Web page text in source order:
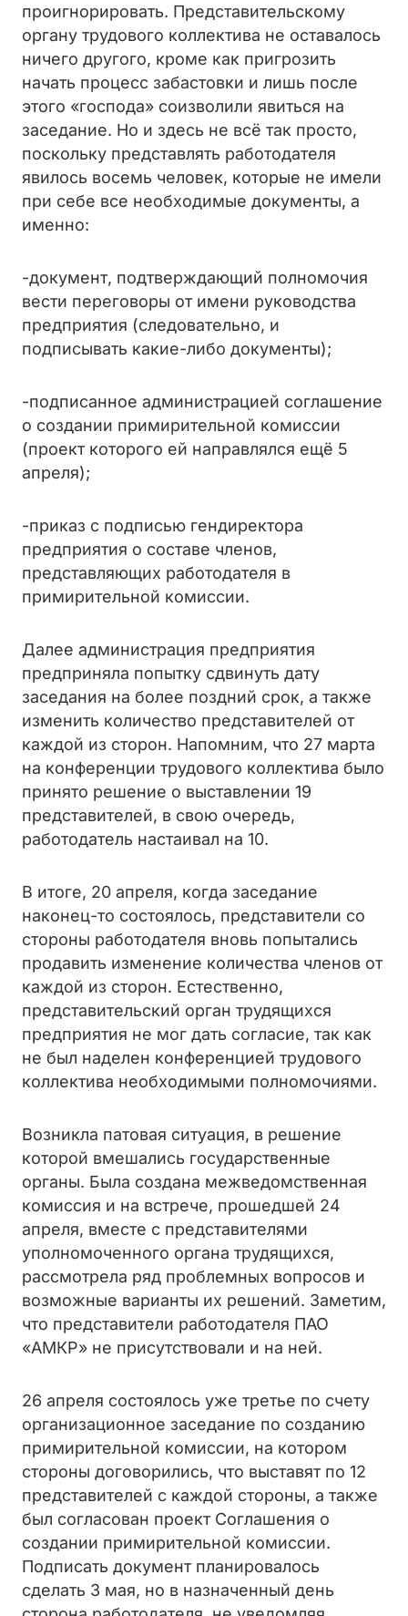
проигнорировать. Представительскому
органу трудового коллектива не оставалось
ничего другого, кроме как пригрозить
начать процесс забастовки и лишь после
этого «господа» соизволили явиться на
заседание. Но и здесь не всё так просто,
поскольку представлять работодателя
явилось восемь человек, которые не имели
при себе все необходимые документы, а
именно:
-документ, подтверждающий полномочия
вести переговоры от имени руководства
предприятия (следовательно, и
подписывать какие-либо документы);
-подписанное администрацией соглашение
о создании примирительной комиссии
(проект которого ей направлялся ещё 5
апреля);
-приказ с подписью гендиректора
предприятия о составе членов,
представляющих работодателя в
примирительной комиссии.
Далее администрация предприятия
предприняла попытку сдвинуть дату
заседания на более поздний срок, а также
изменить количество представителей от
каждой из сторон. Напомним, что 27 марта
на конференции трудового коллектива было
принято решение о выставлении 19
представителей, в свою очередь,
работодатель настаивал на 10.
В итоге, 20 апреля, когда заседание
наконец-то состоялось, представители со
стороны работодателя вновь попытались
продавить изменение количества членов от
каждой из сторон. Естественно,
представительский орган трудящихся
предприятия не мог дать согласие, так как
не был наделен конференцией трудового
коллектива необходимыми полномочиями.
Возникла патовая ситуация, в решение
которой вмешались государственные
органы. Была создана межведомственная
комиссия и на встрече, прошедшей 24
апреля, вместе с представителями
уполномоченного органа трудящихся,
рассмотрела ряд проблемных вопросов и
возможные варианты их решений. Заметим,
что представители работодателя ПАО
«АМКР» не присутствовали и на ней.
26 апреля состоялось уже третье по счету
организационное заседание по созданию
примирительной комиссии, на котором
стороны договорились, что выставят по 12
представителей с каждой стороны, а также
был согласован проект Соглашения о
создании примирительной комиссии.
Подписать документ планировалось
сделать 3 мая, но в назначенный день